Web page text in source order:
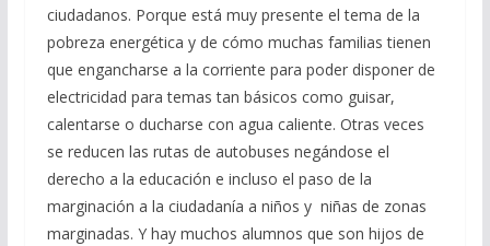
ciudadanos. Porque está muy presente el tema de la
pobreza energética y de cómo muchas familias tienen
que engancharse a la corriente para poder disponer de
electricidad para temas tan básicos como guisar,
calentarse o ducharse con agua caliente. Otras veces
se reducen las rutas de autobuses negándose el
derecho a la educación e incluso el paso de la
marginación a la ciudadanía a niños y niñas de zonas
marginadas. Y hay muchos alumnos que son hijos de